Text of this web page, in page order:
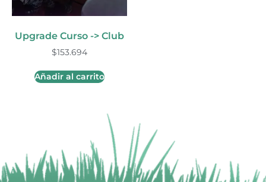
Upgrade Curso -> Club
$153.694
Añadir al carrito